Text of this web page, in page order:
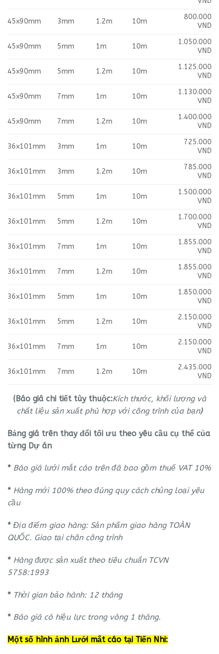
45x90mm 3mm 1.2m 10m
800.000
VND
45x90mm 5mm 1m 10m
1.050.000
VND
45x90mm 5mm 1.2m 10m
1.125.000
VND
45x90mm 7mm 1m 10m
1.130.000
VND
45x90mm 7mm 1.2m 10m
1.400.000
VND
36x101mm 3mm 1m 10m
725.000
VND
36x101mm 3mm 1.2m 10m
785.000
VND
36x101mm 5mm 1m 10m
1.500.000
VND
36x101mm 5mm 1.2m 10m
1.700.000
VND
36x101mm 7mm 1m 10m
1.855.000
VND
36x101mm 7mm 1.2m 10m
1.855.000
VND
36x101mm 5mm 1m 10m
1.850.000
VND
36x101mm 5mm 1.2m 10m
2.150.000
VND
36x101mm 7mm 1m 10m
2.150.000
VND
36x101mm 7mm 1.2m 10m
2.435.000
VND
(Báo giá chi tiết tùy thuộc:Kích thước, khối lượng và
chất liệu sản xuất phù hợp với công trình của bạn)
Bảng giá trên thay đổi tối ưu theo yêu cầu cụ thể của
từng Dự án
* Báo giá lưới mắt cáo trên đã bao gồm thuế VAT 10%
* Hàng mới 100% theo đúng quy cách chủng loại yêu
cầu
* Địa điểm giao hàng: Sản phẩm giao hàng TOÀN
QUỐC. Giao tại chân công trình
* Hàng được sản xuất theo tiêu chuẩn TCVN
5758:1993
* Thời gian bảo hành: 12 tháng
* Báo giá có hiệu lực trong vòng 1 tháng.
Một số hình ảnh Lưới mắt cáo tại Tiến Nhi: